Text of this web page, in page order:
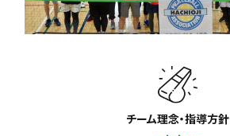
チーム理念・指導方針